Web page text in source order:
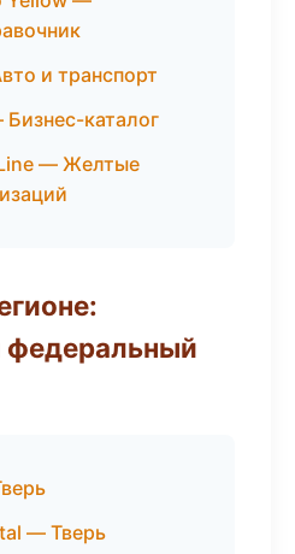
и транспорт
каталог
— Желтые
федеральный
— Тверь